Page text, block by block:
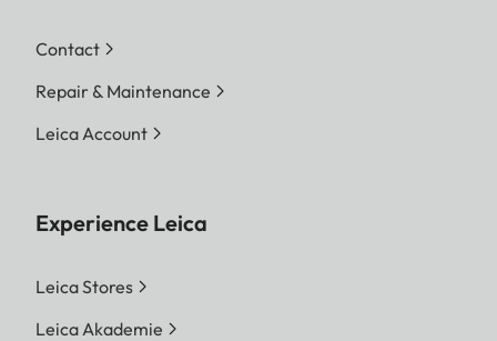
Contact
Repair & Maintenance
Leica Account
Experience Leica
Leica Stores
Leica Akademie